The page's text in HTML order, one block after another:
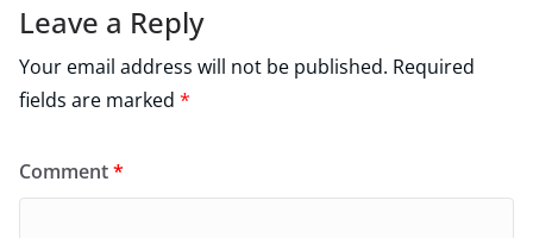
Leave a Reply
Your email address will not be published. Required
fields are marked *
Comment*